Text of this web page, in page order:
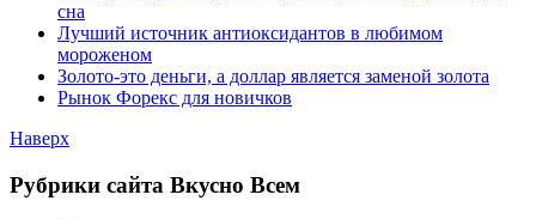
сна
Лучший источник антиоксидантов в любимом
мороженом
Золото-это деньги, а доллар является заменой золота
Рынок Форекс для новичков
Наверх
Рубрики сайта Вкусно Всем